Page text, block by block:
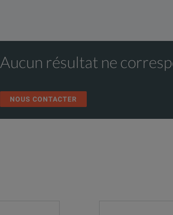
Aucun résultat ne
NOUS CONTACTER